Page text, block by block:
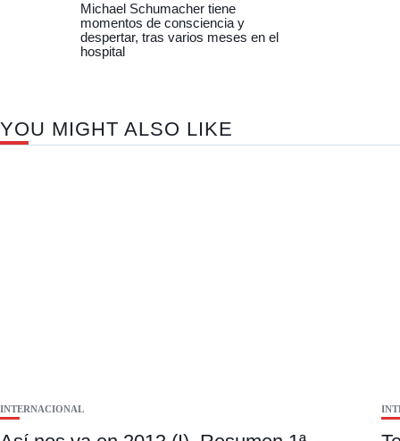
Michael Schumacher tiene
momentos de consciencia y
despertar, tras varios meses en el
hospital
YOU MIGHT ALSO LIKE
INTERNACIONAL